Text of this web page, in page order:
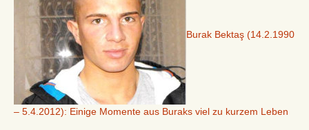
Burak Bektaş (14.2.1990
– 5.4.2012): Einige Momente aus Buraks viel zu kurzem Leben